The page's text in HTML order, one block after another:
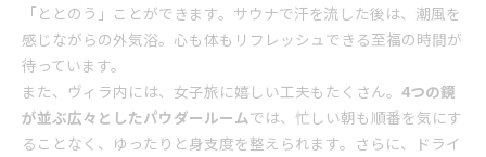
「ととのう」ことができます。サウナで汗を流した後は、潮風を
感じながらの外気浴。心も体もリフレッシュできる至福の時間が
待っています。
また、ヴィラ内には、女子旅に嬉しい工夫もたくさん。 4つの鏡
が並ぶ広々としたパウダールームでは、忙しい朝も順番を気にす
ることなく、ゆったりと身支度を整えられます。さらに、ドライ